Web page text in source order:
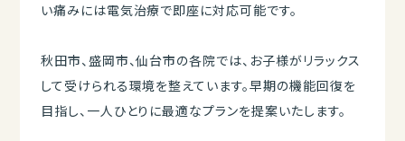
い痛みには電気治療で即座に対応可能です。
秋田市、盛岡市、仙台市の各院では、お子様がリラックス
して受けられる環境を整えています。早期の機能回復を
目指し、一人ひとりに最適なプランを提案いたします。